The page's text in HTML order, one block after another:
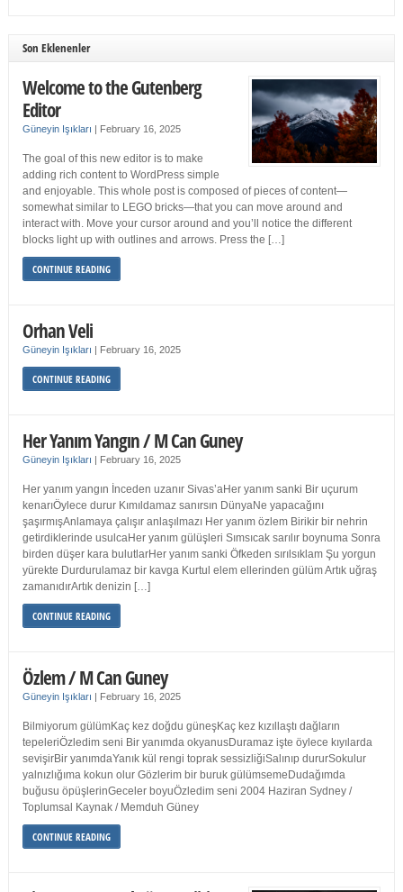
Son Eklenenler
Welcome to the Gutenberg
Editor
Güneyin Işıkları | February 16, 2025
The goal of this new editor is to make
adding rich content to WordPress simple
and enjoyable. This whole post is composed of pieces of content—
somewhat similar to LEGO bricks—that you can move around and
interact with. Move your cursor around and you’ll notice the different
blocks light up with outlines and arrows. Press the […]
CONTINUE READING
Orhan Veli
Güneyin Işıkları | February 16, 2025
CONTINUE READING
Her Yanım Yangın / M Can Guney
Güneyin Işıkları | February 16, 2025
Her yanım yangın İnceden uzanır Sivas’aHer yanım sanki Bir uçurum
kenarıÖylece durur Kımıldamaz sanırsın DünyaNe yapacağını
şaşırmışAnlamaya çalışır anlaşılmazı Her yanım özlem Birikir bir nehrin
getirdiklerinde usulcaHer yanım gülüşleri Sımsıcak sarılır boynuma Sonra
birden düşer kara bulutlarHer yanım sanki Öfkeden sırılsıklam Şu yorgun
yürekte Durdurulamaz bir kavga Kurtul elem ellerinden gülüm Artık uğraş
zamanıdırArtık denizin […]
CONTINUE READING
Özlem / M Can Guney
Güneyin Işıkları | February 16, 2025
Bilmiyorum gülümKaç kez doğdu güneşKaç kez kızıllaştı dağların
tepeleriÖzledim seni Bir yanımda okyanusDuramaz işte öylece kıyılarda
sevişirBir yanımdaYanık kül rengi toprak sessizliğiSalınıp dururSokulur
yalnızlığıma kokun olur Gözlerim bir buruk gülümsemeDudağımda
buğusu öpüşlerinGeceler boyuÖzledim seni 2004 Haziran Sydney /
Toplumsal Kaynak / Memduh Güney
CONTINUE READING